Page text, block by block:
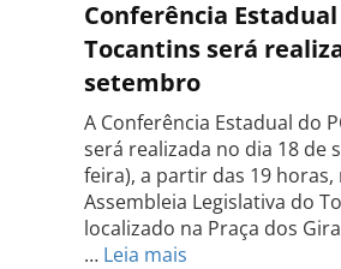
Conferência Estadual
Tocantins será
setembro
A Conferência Estadual do
será realizada no dia 18 de
feira), a partir das 19
Assembleia Legislativa do
localizado na Praça dos
… Leia mais